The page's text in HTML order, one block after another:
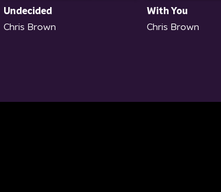
Undecided
Chris Brown
With You
Chris Brown